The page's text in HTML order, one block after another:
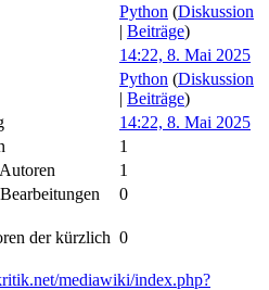
Python (Diskussion
| Beiträge)
14:22, 8. Mai 2025
Python (Diskussion
| Beiträge)
14:22, 8. Mai 2025
1
1
0
der kürzlich 0
mediawiki/index.php?